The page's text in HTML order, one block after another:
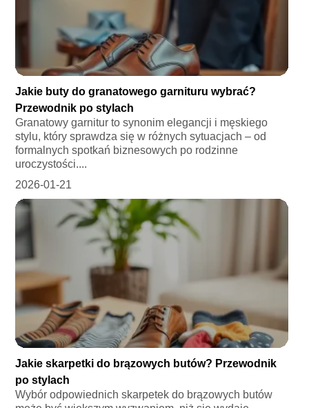
Jakie buty do granatowego garnituru wybrać?
Przewodnik po stylach
Granatowy garnitur to synonim elegancji i męskiego
stylu, który sprawdza się w różnych sytuacjach – od
formalnych spotkań biznesowych po rodzinne
uroczystości....
2026-01-21
Jakie skarpetki do brązowych butów? Przewodnik
po stylach
Wybór odpowiednich skarpetek do brązowych butów